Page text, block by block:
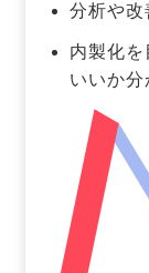
分析や改
内製化
いいか分